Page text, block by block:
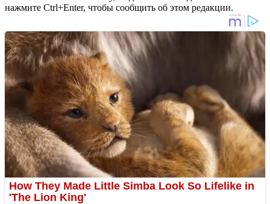
нажмите Ctrl+Enter, чтобы сообщить об этом редакции.